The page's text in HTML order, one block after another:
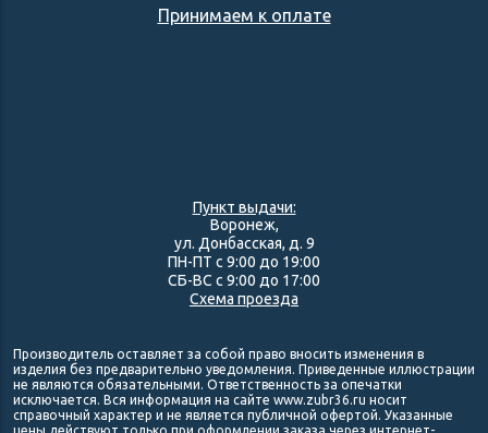
Принимаем к оплате
Пункт выдачи:
Воронеж,
ул. Донбасская, д. 9
ПН-ПТ с 9:00 до 19:00
СБ-ВС с 9:00 до 17:00
Схема проезда
Производитель оставляет за собой право вносить изменения в
изделия без предварительно уведомления. Приведенные иллюстрации
не являются обязательными. Ответственность за опечатки
исключается. Вся информация на сайте www.zubr36.ru носит
справочный характер и не является публичной офертой. Указанные